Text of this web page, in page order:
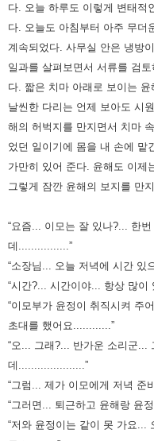
다.
오늘 하루도 이렇게 변태적
다.
오늘도 아침부터 아주 무더
계속되었다. 사무실 안은 냉방
일과를 살펴보면서 서류를 검
다. 짧은 치마 아래로 보이는 윤
날씬한 다리는 언제 보아도 시
해의 허벅지를 만지면서 치마
었던 일이기에 몸을 내 손에 맡
가만히 있어 준다. 윤해도 이제
그렇게 잠깐 윤해의 보지를 만
“요즘... 이모는 잘 있나?... 한
데................”
“소장님... 오늘 저녁에 시간 있
“시간?... 시간이야... 항상 많이
“이모부가 윤정이 취직시켜 주
초대를 했어요............”
“오... 그래?... 반가운 소리군...
데.....................”
“그럼... 제가 이모에게 저녁
“그러면... 퇴근하고 윤해랑 윤
“저와 윤정이는 같이 못 가요...